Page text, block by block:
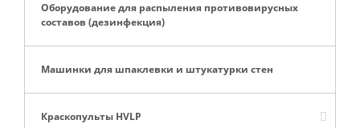
Оборудование для распыления противовирусных
составов (дезинфекция)
Машинки для шпаклевки и штукатурки стен
Краскопульты HVLP